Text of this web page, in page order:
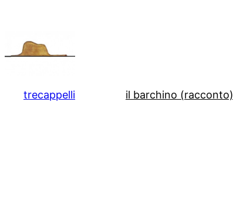
contenuto
trecappelli il barchino (racconto)